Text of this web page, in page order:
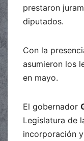
prestaron
diputados.
Con la
asumieron los
en mayo.
El gobernador
Legislatura de
incorporación